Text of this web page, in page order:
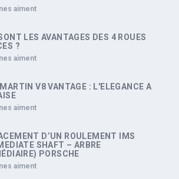
aiment
LES AVANTAGES DES 4 ROUES
?
aiment
V8 VANTAGE : L'ELEGANCE A
aiment
D’UN ROULEMENT IMS
SHAFT – ARBRE
PORSCHE
aiment